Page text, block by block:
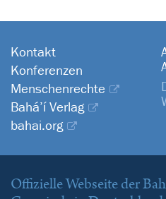
Kontakt
Konferenzen
Menschenrechte
Bahá’í Verlag
bahai.org
Offizielle Webseite der